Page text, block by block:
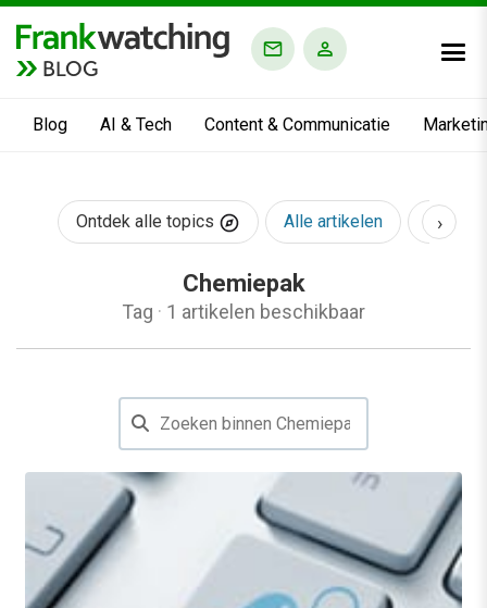
BLOG
Blog AI & Tech Content & Communicatie
Ontdek alle topics Alle artikelen AI &
›
Chemiepak
Tag · 1 artikelen beschikbaar